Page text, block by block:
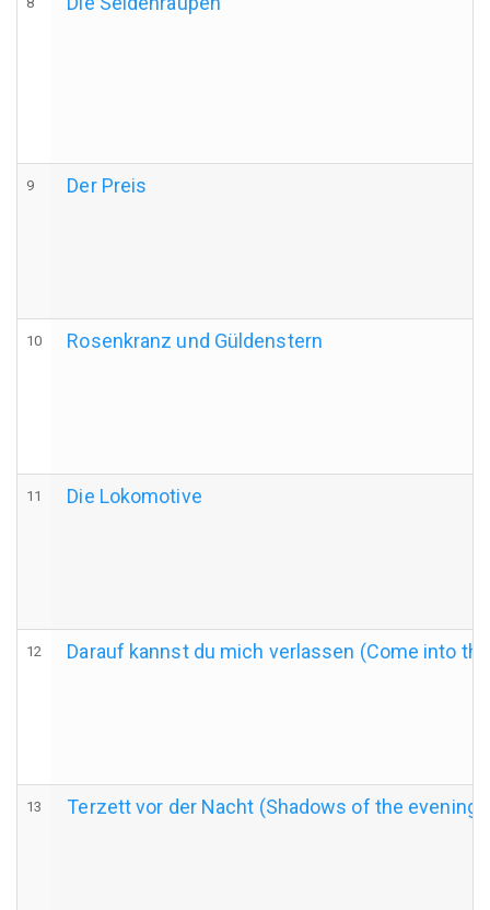
9 Der Preis
10 Rosenkranz und Güldenstern
11 Die Lokomotive
12 Darauf kannst du mich verlassen (Come into
13 Terzett vor der Nacht (Shadows of the evening)